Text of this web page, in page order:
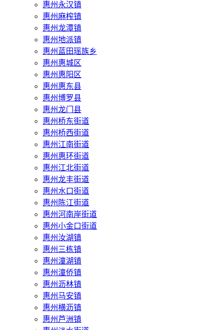
惠州永汉镇
惠州麻榨镇
惠州龙潭镇
惠州地派镇
惠州蓝田瑶族乡
惠州惠城区
惠州惠阳区
惠州惠东县
惠州‌博罗县
惠州‌龙门县
惠州桥东街道
惠州桥西街道
惠州江南街道
惠州惠环街道
惠州江北街道
惠州龙丰街道
惠州水口街道
惠州陈江街道
惠州河南岸街道
惠州小金口街道
惠州汝湖镇
惠州三栋镇
惠州潼湖镇
惠州潼侨镇
惠州沥林镇
惠州马安镇
惠州横沥镇
惠州芦洲镇